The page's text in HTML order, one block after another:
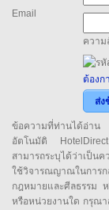
Email
ความ
ต้องก
ส่ง
ข้อความที่ท่านได้อ่าน
อัตโนมัติ
สามารถระบุได้ว่าเป็น
ใช้วิจารณญาณในกา
กฎหมายและศีลธรรม
หรือหน่วยงานใด กรุณา